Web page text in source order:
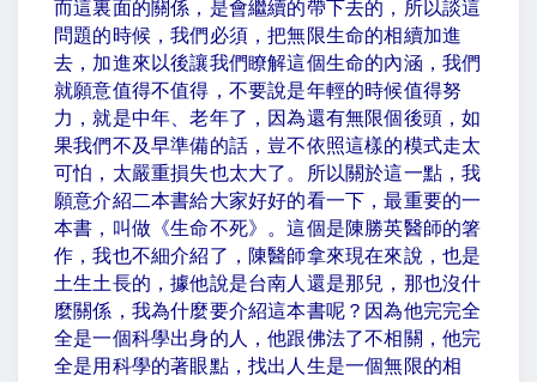
而這裏面的關係，是會繼續的帶下去的，所以談這
問題的時候，我們必須，把無限生命的相續加進
去，加進來以後讓我們瞭解這個生命的內涵，我們
就願意值得不值得，不要說是年輕的時候值得努
力，就是中年、老年了，因為還有無限個後頭，如
果我們不及早準備的話，豈不依照這樣的模式走太
可怕，太嚴重損失也太大了。所以關於這一點，我
願意介紹二本書給大家好好的看一下，最重要的一
本書，叫做《生命不死》。這個是陳勝英醫師的箸
作，我也不細介紹了， 陳醫師拿來現在來說，也是
土生土長的，據他說是台南人還是那兒，那也沒什
麼關係，我為什麼要介紹這本書呢？因為他完完全
全是一個科學出身的人，他跟佛法了不相關，他完
全是用科學的著眼點，找出人生是一個無限的相